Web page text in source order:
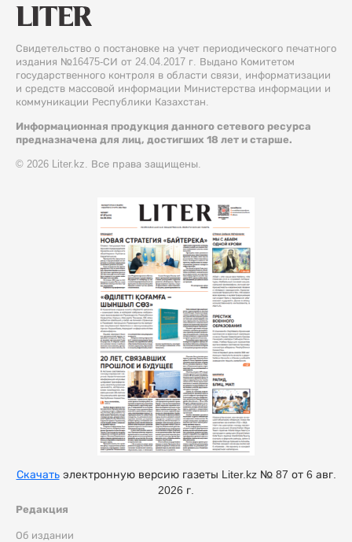
Свидетельство о постановке на учет периодического печатного
издания №16475-СИ от 24.04.2017 г. Выдано Комитетом
государственного контроля в области связи, информатизации
и средств массовой информации Министерства информации и
коммуникации Республики Казахстан.
Информационная продукция данного сетевого ресурса
предназначена для лиц, достигших 18 лет и старше.
© 2026 Liter.kz. Все права защищены.
Редакция
Об издании
Скачатьэлектронную версию газеты Liter.kz № 87 от 6 авг.
2026 г.